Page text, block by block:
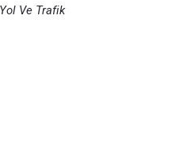
Yol Ve Trafik